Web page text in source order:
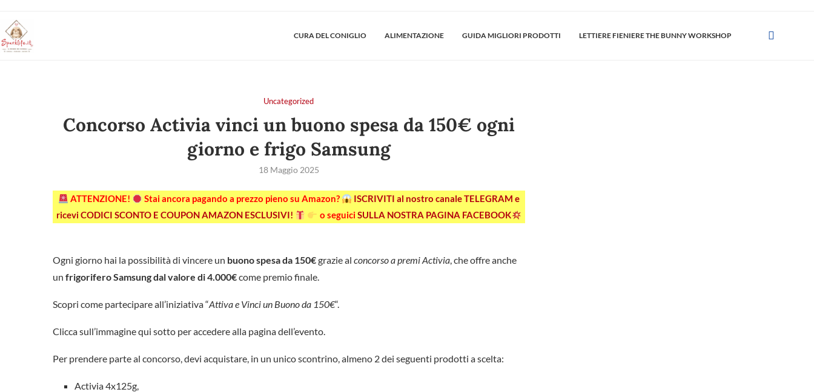
CURA DEL CONIGLIO ALIMENTAZIONE GUIDA MIGLIORI PRODOTTI LETTIERE FIENIERE THE BUNNY WORKSHOP
Uncategorized
Concorso Activia vinci un buono spesa da 150€ ogni
giorno e frigo Samsung
18 Maggio 2025
ATTENZIONE! Stai ancora pagando a prezzo pieno su Amazon?
ISCRIVITI al nostro canale TELEGRAM e
ricevi CODICI SCONTO E COUPON AMAZON ESCLUSIVI!
o seguiciSULLA NOSTRA PAGINA FACEBOOK
Ogni giorno hai la possibilità di vincere un buono spesa da 150€grazie al concorso a premi Activia, che offre anche
un frigorifero Samsung dal valore di 4.000€come premio finale.
Scopri come partecipare all’iniziativa “Attiva e Vinci un Buono da 150€“.
Clicca sull’immagine qui sotto per accedere alla pagina dell’evento.
Per prendere parte al concorso, devi acquistare, in un unico scontrino, almeno 2 dei seguenti prodotti a scelta:
Activia 4x125g,